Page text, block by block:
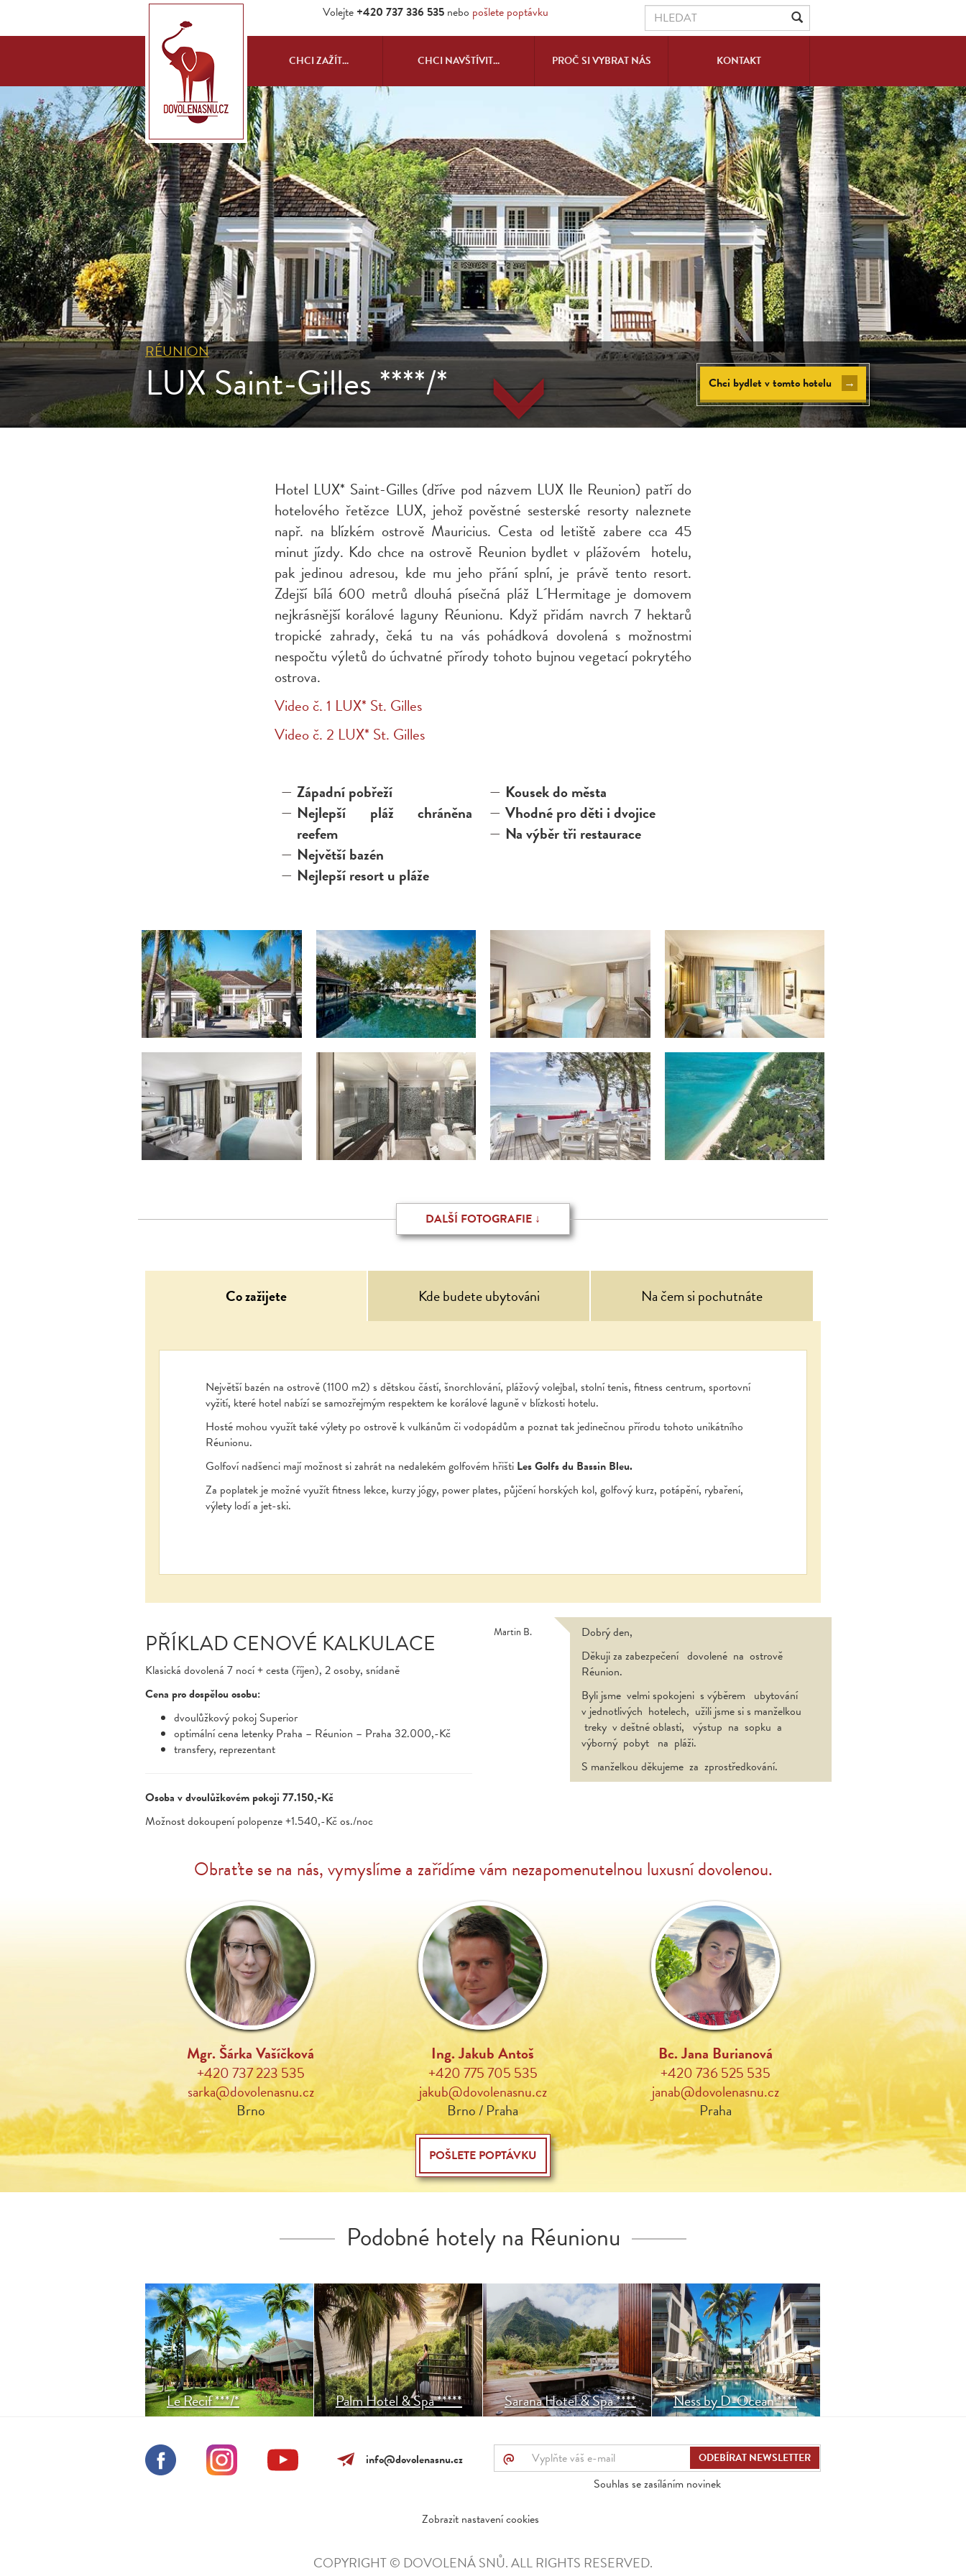
Volejte +420 737 336 535 nebo pošlete poptávku
CHCI ZAŽÍT... CHCI NAVŠTÍVIT... PROČ SI VYBRAT NÁS KONTAKT
RÉUNION
LUX Saint-Gilles ****/* Chci bydlet v tomto hotelu →
Hotel LUX* Saint-Gilles (dříve pod názvem LUX Ile Reunion) patří do
hotelového řetězce LUX, jehož pověstné sesterské resorty naleznete
např. na blízkém ostrově Mauricius. Cesta od letiště zabere cca 45
minut jízdy. Kdo chce na ostrově Reunion bydlet v plážovém hotelu,
pak jedinou adresou, kde mu jeho přání splní, je právě tento resort.
Zdejší bílá 600 metrů dlouhá písečná pláž L´Hermitage je domovem
nejkrásnější korálové laguny Réunionu. Když přidám navrch 7 hektarů
tropické zahrady, čeká tu na vás pohádková dovolená s možnostmi
nespočtu výletů do úchvatné přírody tohoto bujnou vegetací pokrytého
ostrova.
Video č. 1 LUX* St. Gilles
Video č. 2 LUX* St. Gilles
Západní pobřeží
Nejlepší pláž chráněna
reefem
Největší bazén
Nejlepší resort u pláže
Kousek do města
Vhodné pro děti i dvojice
Na výběr tři restaurace
DALŠÍ FOTOGRAFIE ↓
Co zažijete Kde budete ubytováni Na čem si pochutnáte
Největší bazén na ostrově (1100 m2) s dětskou částí, šnorchlování, plážový volejbal, stolní tenis, fitness centrum, sportovní
vyžití, které hotel nabízí se samozřejmým respektem ke korálové laguně v blízkosti hotelu.
Hosté mohou využít také výlety po ostrově k vulkánům či vodopádům a poznat tak jedinečnou přírodu tohoto unikátního
Réunionu.
Golfoví nadšenci mají možnost si zahrát na nedalekém golfovém hřišti Les Golfs du Bassin Bleu.
Za poplatek je možné využít fitness lekce, kurzy jógy, power plates, půjčení horských kol, golfový kurz, potápění, rybaření,
výlety lodí a jet-ski.
PŘÍKLAD CENOVÉ KALKULACE
Klasická dovolená 7 nocí + cesta (říjen), 2 osoby, snídaně
Cena pro dospělou osobu:
dvoulůžkový pokoj Superior
optimální cena letenky Praha – Réunion – Praha 32.000,-Kč
transfery, reprezentant
Osoba v dvoulůžkovém pokoji 77.150,-Kč
Možnost dokoupení polopenze +1.540,-Kč os./noc
Martin B.
Dobrý den,
Děkuji za zabezpečení dovolené na ostrově
Réunion.
Byli jsme velmi spokojeni s výběrem ubytování
v jednotlivých hotelech, užili jsme si s manželkou
treky v deštné oblasti, výstup na sopku a
výborný pobyt na pláži.
S manželkou děkujeme za zprostředkování.
Obraťte se na nás, vymyslíme a zařídíme vám nezapomenutelnou luxusní dovolenou.
Mgr. Šárka Vašíčková
+420 737 223 535
sarka@dovolenasnu.cz
Brno
Ing. Jakub Antoš
+420 775 705 535
jakub@dovolenasnu.cz
Brno / Praha
Bc. Jana Burianová
+420 736 525 535
janab@dovolenasnu.cz
Praha
POŠLETE POPTÁVKU
Podobné hotely na Réunionu
Le Recif ***/*
Ekonomická varianta
plážového pobytu na
nejlepší pláži Réunionu, jenž
je chráněna reefem.
Vhodné samostatně, nebo
jako doplněk po okruhu.
Palm Hotel & Spa *****
Hotel je zasazený mezi
útesy s výhledem na modré
vody Indického oceánu.
Ostrov je ideálním místem
pro výlety nejen na sopku.
Sarana Hotel & Spa ****
Butikový hotel zasazený v
srdci autentického a
zachovalého prostředí v
Salazie. Je skvělým
výchozím bodem pro výlety
v Salazie.
Ness by D-Ocean ****
Resort z 2019, je jedním z
mála variant na západním
pobřeží Réunionu, ležící
přímo na pláži s reefem a
vhodná na šnorchl (bez
silničky před sebou).
Příjemný moderní design.
info@dovolenasnu.cz
@
Souhlas se zasíláním novinek
Zobrazit nastavení cookies
COPYRIGHT © DOVOLENÁ SNŮ. ALL RIGHTS RESERVED.